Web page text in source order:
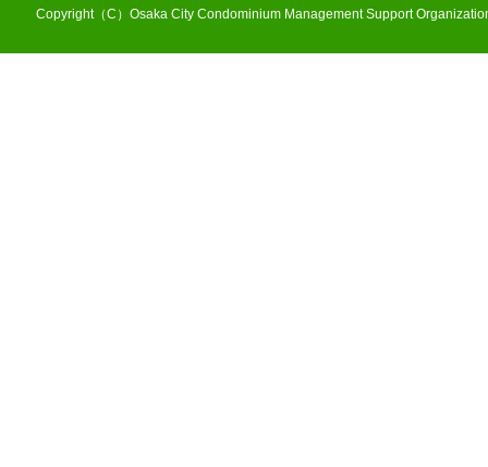
Copyright（C）Osaka City Condominium Management Support